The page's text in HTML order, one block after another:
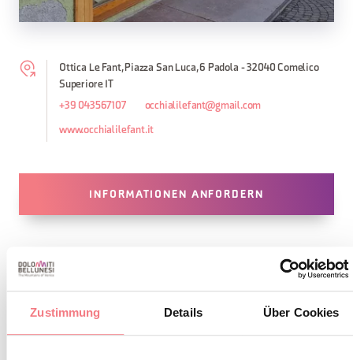
Zustimmung Details Über Cookies
Ottica Le Fant, Piazza San Luca, 6 Padola - 32040 Comelico
Superiore IT
+39 043567107 occhialilefant@gmail.com
www.occhialilefant.it
INFORMATIONEN ANFORDERN
BLEIBEN SIE IN
KONTAKT